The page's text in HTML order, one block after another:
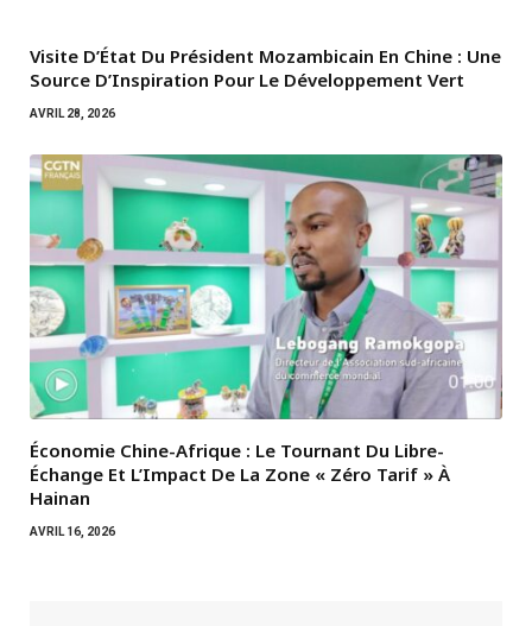
Visite D’État Du Président Mozambicain En Chine : Une
Source D’Inspiration Pour Le Développement Vert
AVRIL 28, 2026
Économie Chine-Afrique : Le Tournant Du Libre-
Échange Et L’Impact De La Zone « Zéro Tarif » À
Hainan
AVRIL 16, 2026